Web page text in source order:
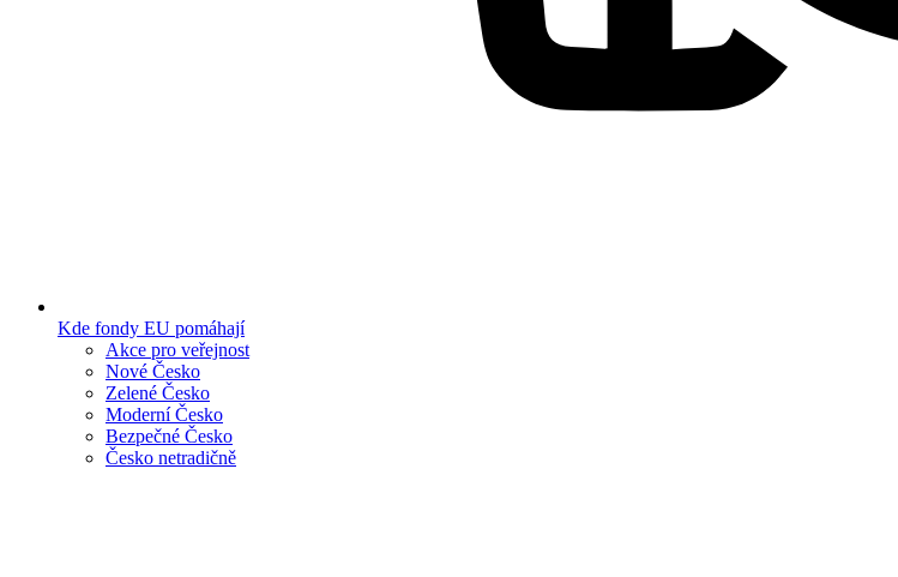
Kde fondy EU pomáhají
Akce pro veřejnost
Nové Česko
Zelené Česko
Moderní Česko
Bezpečné Česko
Česko netradičně